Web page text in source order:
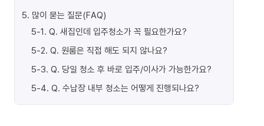
5. 많이 묻는 질문(FAQ)
5-1. Q. 새집인데 입주청소가 꼭 필요한가요?
5-2. Q. 원룸은 직접 해도 되지 않나요?
5-3. Q. 당일 청소 후 바로 입주/이사가 가능한가요?
5-4. Q. 수납장 내부 청소는 어떻게 진행되나요?